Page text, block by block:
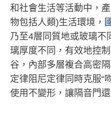
和社會生活等活動中，
物包括人類)生活環境，
乃至4層同質地或玻璃不
璃厚度不同，有效地控
谷，內部多層複合高密
定律阻尼定律同時克服“
使用不變形，讓隔音門